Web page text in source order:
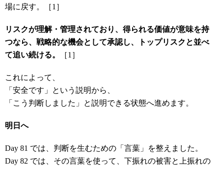
場に戻す。［1］
リスクが理解・管理されており、得られる価値が意味を持
つなら、戦略的な機会として承認し、トップリスクと並べ
て追い続ける。
［1］
これによって、
「安全です」という説明から、
「こう判断しました」と説明できる状態へ進めます。
明日へ
Day 81 では、判断を生むための「言葉」を整えました。
Day 82 では、その言葉を使って、下振れの被害と上振れの